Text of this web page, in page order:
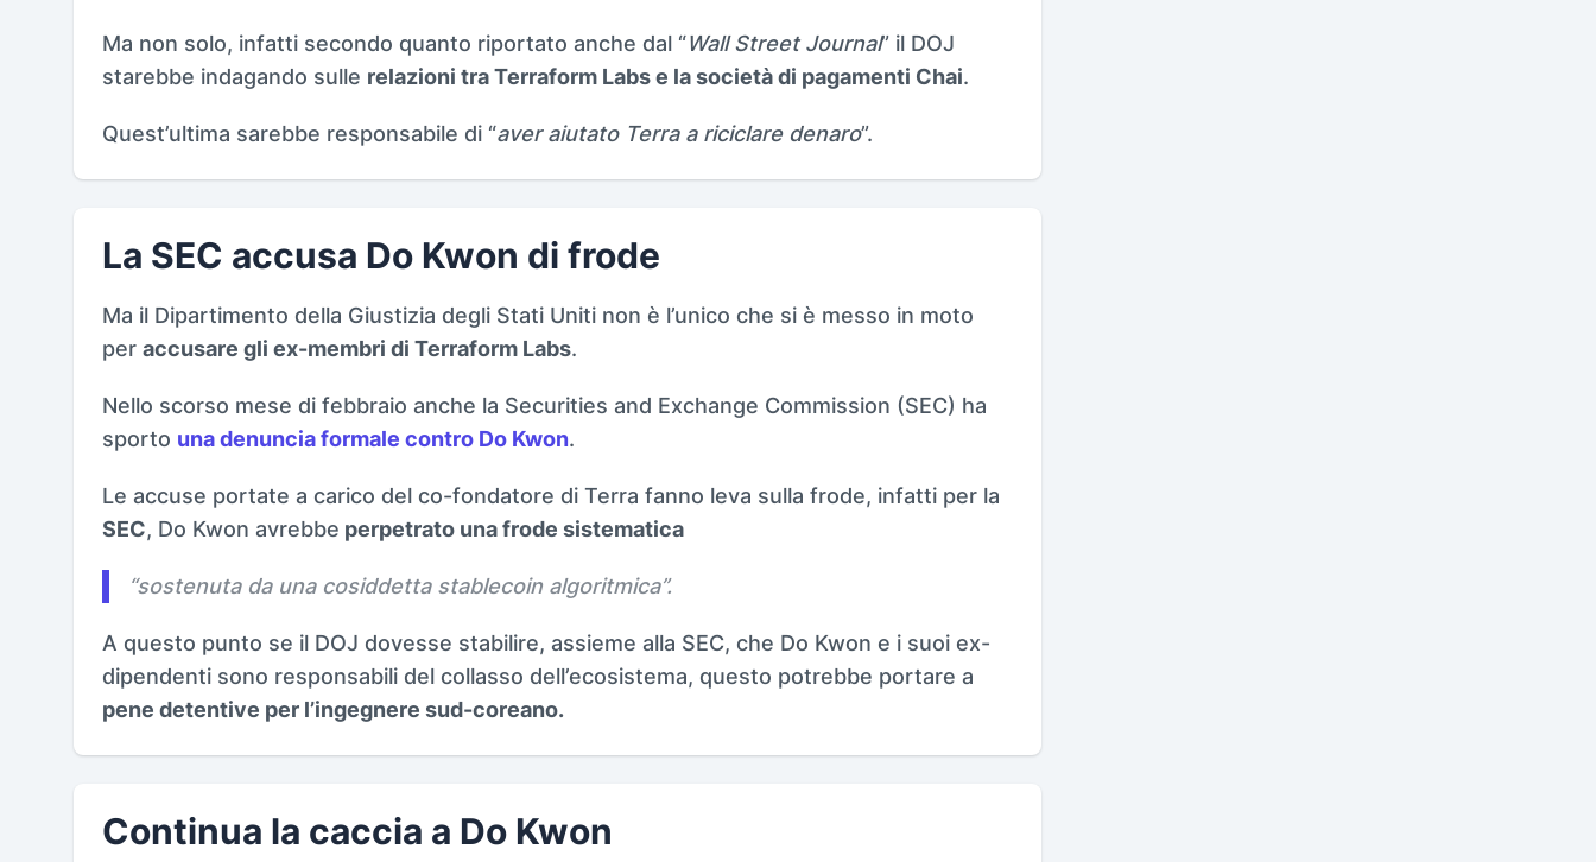
Ma non solo, infatti secondo quanto riportato anche dal “Wall Street Journal” il DOJ
starebbe indagando sulle relazioni tra Terraform Labs e la società di pagamenti Chai.
Quest’ultima sarebbe responsabile di “aver aiutato Terra a riciclare denaro”.
La SEC accusa Do Kwon di frode
Ma il Dipartimento della Giustizia degli Stati Uniti non è l’unico che si è messo in moto
per accusare gli ex-membri di Terraform Labs.
Nello scorso mese di febbraio anche la Securities and Exchange Commission (SEC) ha
sporto una denuncia formale contro Do Kwon.
Le accuse portate a carico del co-fondatore di Terra fanno leva sulla frode, infatti per la
SEC, Do Kwon avrebbe perpetrato una frode sistematica
“sostenuta da una cosiddetta stablecoin algoritmica”.
A questo punto se il DOJ dovesse stabilire, assieme alla SEC, che Do Kwon e i suoi ex-
dipendenti sono responsabili del collasso dell’ecosistema, questo potrebbe portare a
pene detentive per l’ingegnere sud-coreano.
Continua la caccia a Do Kwon